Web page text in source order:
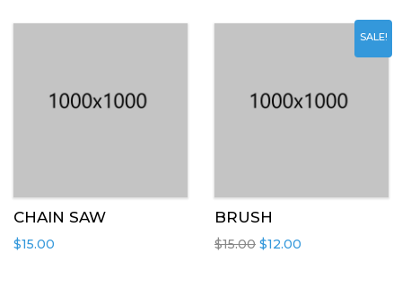
CHAIN SAW
$15.00
SALE!
BRUSH
$15.00 $12.00